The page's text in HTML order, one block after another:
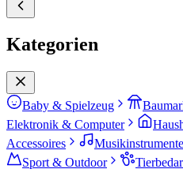
Kategorien
Baby & Spielzeug
Elektronik & Computer
Accessoires
Musikinstrumente
Sport & Outdoor